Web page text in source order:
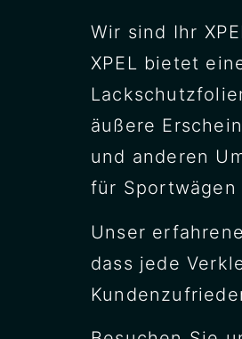
Wir sind Ihr
XPEL bietet
äußere
und anderen
für
Unser
dass jede